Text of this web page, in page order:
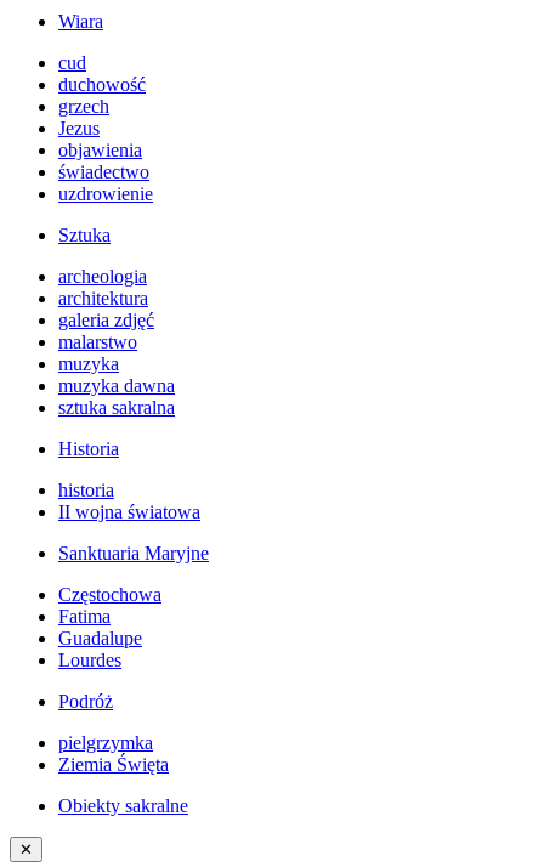
Wiara
cud
duchowość
grzech
Jezus
objawienia
świadectwo
uzdrowienie
Sztuka
archeologia
architektura
galeria zdjęć
malarstwo
muzyka
muzyka dawna
sztuka sakralna
Historia
historia
II wojna światowa
Sanktuaria Maryjne
Częstochowa
Fatima
Guadalupe
Lourdes
Podróż
pielgrzymka
Ziemia Święta
Obiekty sakralne
✕